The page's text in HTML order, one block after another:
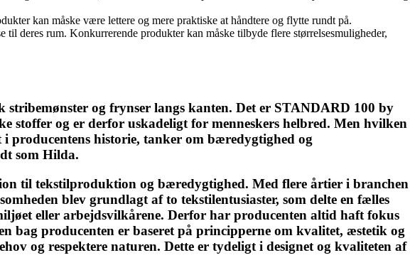
kan måske være lettere og mere praktiske at håndtere og flytte rundt på.
deres rum. Konkurrerende produkter kan måske tilbyde flere størrelsesmuligheder,
og frynser langs kanten. Det er STANDARD 100 by
og er derfor uskadeligt for menneskers helbred. Men hvilken
historie, tanker om bæredygtighed og
som Hilda.
til tekstilproduktion og bæredygtighed. Med flere årtier i branchen
blev grundlagt af to tekstilentusiaster, som delte en fælles
eller arbejdsvilkårene. Derfor har producenten altid haft fokus
bag producenten er baseret på principperne om kvalitet, æstetik og
og respektere naturen. Dette er tydeligt i designet og kvaliteten af